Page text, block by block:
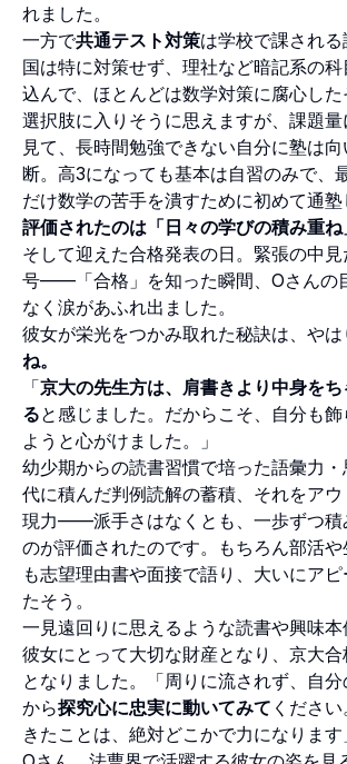
れました。
一方で共通テスト対策は学校で課され
国は特に対策せず、理社など暗記系の
込んで、ほとんどは数学対策に腐心し
選択肢に入りそうに思えますが、課題
見て、長時間勉強できない自分に塾は
断。高3になっても基本は自習のみで、
だけ数学の苦手を潰すために初めて通塾
評価されたのは「日々の学びの積み重
そして迎えた合格発表の日。緊張の中
号——「合格」を知った瞬間、Oさんの
なく涙があふれ出ました。
彼女が栄光をつかみ取れた秘訣は、やは
ね。
「京大の先生方は、肩書きより中身を
ると感じました。だからこそ、自分も飾
ようと心がけました。」
幼少期からの読書習慣で培った語彙力
代に積んだ判例読解の蓄積、それをア
現力——派手さはなくとも、一歩ずつ積
のが評価されたのです。もちろん部活
も志望理由書や面接で語り、大いにア
たそう。
一見遠回りに思えるような読書や興味本
彼女にとって大切な財産となり、京大合
となりました。「周りに流されず、自
から探究心に忠実に動いてみて くださ
きたことは、絶対どこかで力になりま